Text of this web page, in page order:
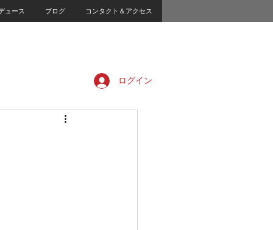
ュース ブログ コンタクト＆アクセス
ログイン